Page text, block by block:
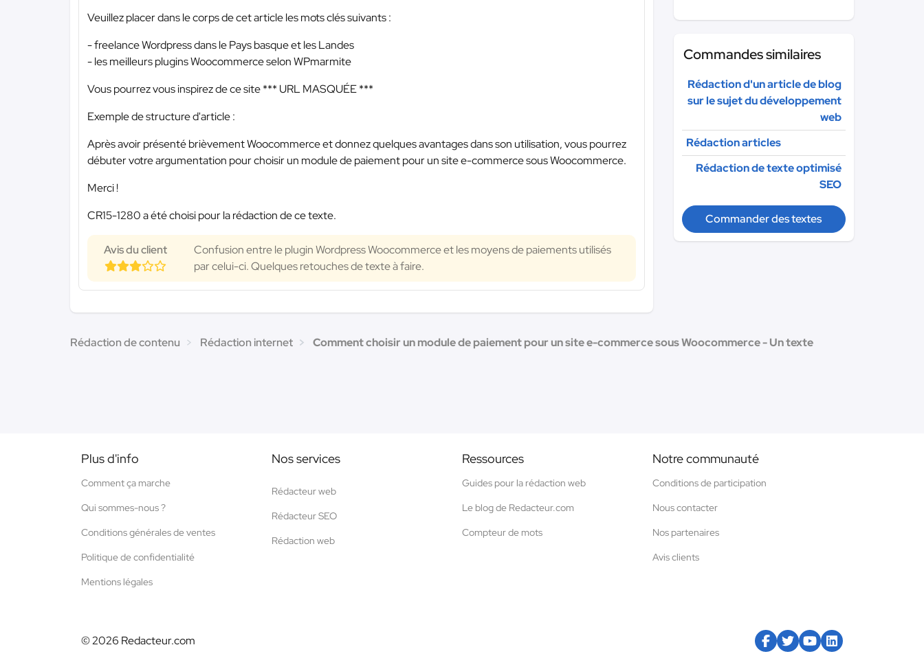
Veuillez placer dans le corps de cet article les mots clés suivants :
- freelance Wordpress dans le Pays basque et les Landes
- les meilleurs plugins Woocommerce selon WPmarmite
Vous pourrez vous inspirez de ce site*** URL MASQUÉE ***
Exemple de structure d'article :
Après avoir présenté brièvement Woocommerce et donnez quelques avantages dans son utilisation, vous pourrez
débuter votre argumentation pour choisir un module de paiement pour un site e-commerce sous Woocommerce.
Merci !
CR15-1280 a été choisi pour la rédaction de ce texte.
Avis du client
Confusion entre le plugin Wordpress Woocommerce et les moyens de paiements utilisés
par celui-ci. Quelques retouches de texte à faire.
Commandes similaires
Rédaction d'un article de blog
sur le sujet du développement
web
Rédaction articles
Rédaction de texte optimisé
SEO
Commander des textes
Rédaction de contenu Rédaction internet Comment choisir un module de paiement pour un site e-commerce sous Woocommerce - Un texte
Plus d'info
Comment ça marche
Qui sommes-nous ?
Conditions générales de ventes
Politique de confidentialité
Mentions légales
Nos services
Rédacteur web
Rédacteur SEO
Rédaction web
Ressources
Guides pour la rédaction web
Le blog de Redacteur.com
Compteur de mots
Notre communauté
Conditions de participation
Nous contacter
Nos partenaires
Avis clients
© 2026 Redacteur.com